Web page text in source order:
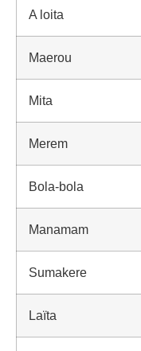
A loita
Maerou
Mita
Merem
Bola-bola
Manamam
Sumakere
Laïta